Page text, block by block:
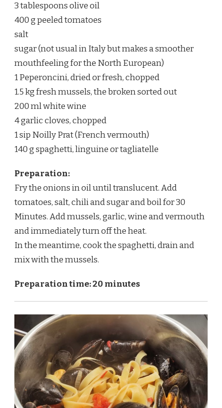
3 tablespoons olive oil
400 g peeled tomatoes
salt
sugar (not usual in Italy but makes a smoother
mouthfeeling for the North European)
1 Peperoncini, dried or fresh, chopped
1.5 kg fresh mussels, the broken sorted out
200 ml white wine
4 garlic cloves, chopped
1 sip Noilly Prat (French vermouth)
140 g spaghetti, linguine or tagliatelle
Preparation:
Fry the onions in oil until translucent. Add
tomatoes, salt, chili and sugar and boil for 30
Minutes. Add mussels, garlic, wine and vermouth
and immediately turn off the heat.
In the meantime, cook the spaghetti, drain and
mix with the mussels.
Preparation time: 20 minutes